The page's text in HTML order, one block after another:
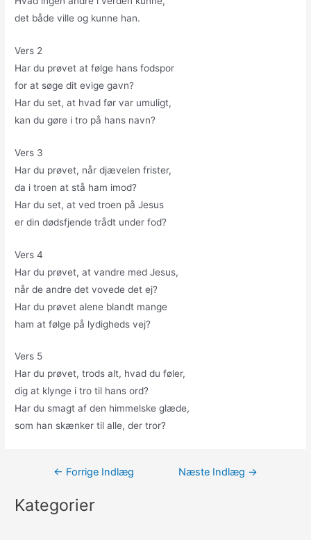
det både ville og kunne han.
Vers 2
Har du prøvet at følge hans fodspor
for at søge dit evige gavn?
Har du set, at hvad før var umuligt,
kan du gøre i tro på hans navn?
Vers 3
Har du prøvet, når djævelen frister,
da i troen at stå ham imod?
Har du set, at ved troen på Jesus
er din dødsfjende trådt under fod?
Vers 4
Har du prøvet, at vandre med Jesus,
når de andre det vovede det ej?
Har du prøvet alene blandt mange
ham at følge på lydigheds vej?
Vers 5
Har du prøvet, trods alt, hvad du føler,
dig at klynge i tro til hans ord?
Har du smagt af den himmelske glæde,
som han skænker til alle, der tror?
Indlægsnavigation
← Forrige Indlæg Næste Indlæg →
Kategorier